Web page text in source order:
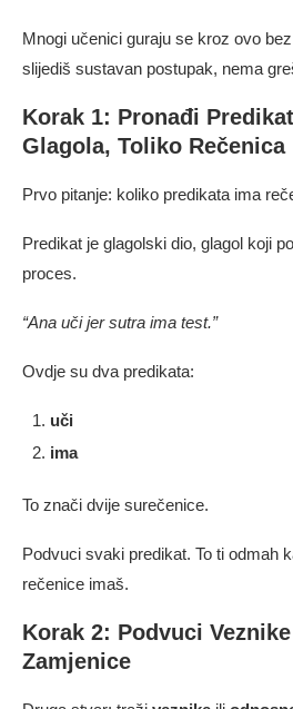
Mnogi učenici guraju se kroz ovo
slijediš sustavan postupak, nema
Korak 1: Pronađi
Glagola, Toliko Rečenica
Prvo pitanje: koliko predikata ima
Predikat je glagolski dio, glagol koji
proces.
“Ana uči jer sutra ima test.”
Ovdje su dva predikata:
uči
ima
To znači dvije surečenice.
Podvuci svaki predikat. To ti odmah
rečenice imaš.
Korak 2: Podvuci
Zamjenice